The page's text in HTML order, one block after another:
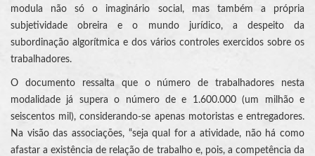
modula não só o imaginário social, mas também a própria
subjetividade obreira e o mundo jurídico, a despeito da
subordinação algorítmica e dos vários controles exercidos sobre os
trabalhadores.
O documento ressalta que o número de trabalhadores nesta
modalidade já supera o número de e 1.600.000 (um milhão e
seiscentos mil), considerando-se apenas motoristas e entregadores.
Na visão das associações, “seja qual for a atividade, não há como
afastar a existência de relação de trabalho e, pois, a competência da